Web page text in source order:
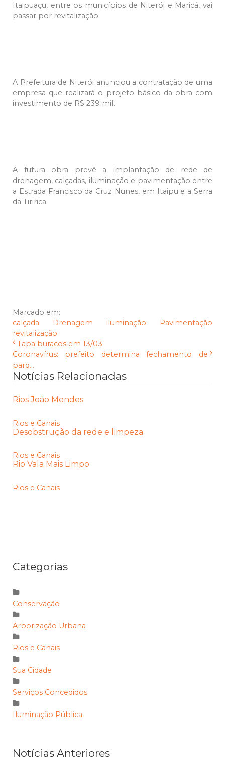
Itaipuaçu, entre os municípios de Niterói e Maricá, vai
passar por revitalização.
A Prefeitura de Niterói anunciou a contratação de uma
empresa que realizará o projeto básico da obra com
investimento de R$ 239 mil.
A futura obra prevê a implantação de rede de
drenagem, calçadas, iluminação e pavimentação entre
a Estrada Francisco da Cruz Nunes, em Itaipu e a Serra
da Tiririca.
Marcado em:
calçada
Drenagem iluminação
Pavimentação
revitalização
Tapa buracos em 13/03
Coronavírus: prefeito determina fechamento de
parq...
Notícias Relacionadas
Rios João Mendes
Rios e Canais
Desobstrução da rede e limpeza
Rios e Canais
Rio Vala Mais Limpo
Rios e Canais
Categorias
Conservação
Arborização Urbana
Rios e Canais
Sua Cidade
Serviços Concedidos
Iluminação Pública
Notícias Anteriores